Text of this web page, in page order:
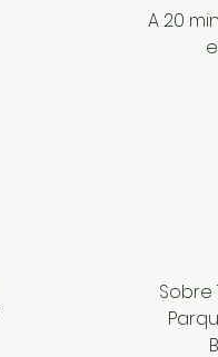
A 20